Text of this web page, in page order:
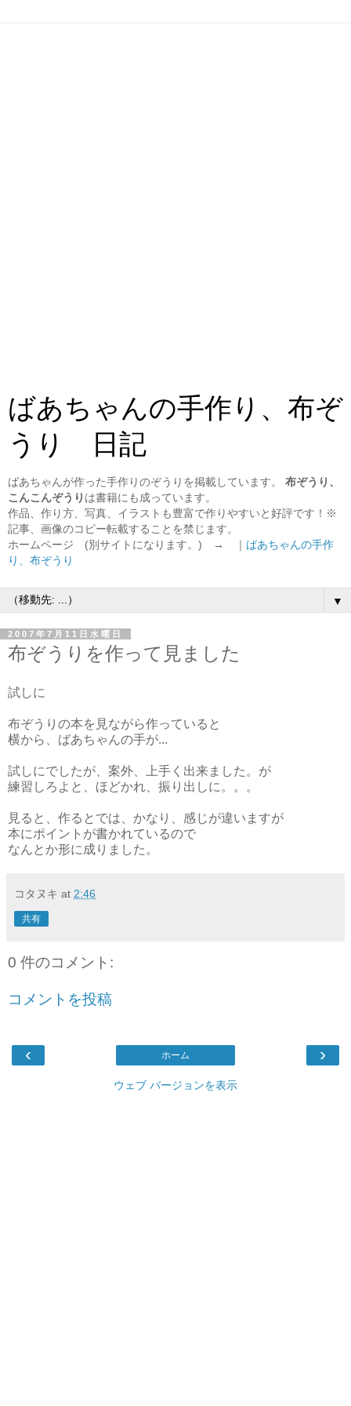
ばあちゃんの手作り、布ぞ
うり 日記
ばあちゃんが作った手作りのぞうりを掲載しています。 布ぞうり、
こんこんぞうり は書籍にも成っています。
作品、作り方、写真、イラストも豊富で作りやすいと好評です！※
記事、画像のコピー転載することを禁じます。
ホームページ (別サイトになります。) → ｜ ばあちゃんの手作
り、布ぞうり
▼
2007年7月11日水曜日
布ぞうりを作って見ました
試しに
布ぞうりの本を見ながら作っていると
横から、ばあちゃんの手が...
試しにでしたが、案外、上手く出来ました。が
練習しろよと、ほどかれ、振り出しに。。。
見ると、作るとでは、かなり、感じが違いますが
本にポイントが書かれているので
なんとか形に成りました。
コタヌキ at 2:46
共有
0 件のコメント:
コメントを投稿
‹ ›
ホーム
ウェブ バージョンを表示